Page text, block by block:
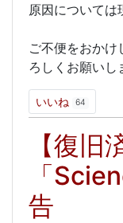
原因については
ご不便をおかけ
ろしくお願いし
いいね 64
【復旧
「
告